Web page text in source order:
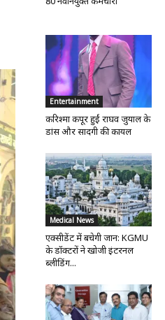
Entertainment
करिश्मा कपूर हुईं राघव जुयाल के
डांस और सादगी की कायल
Medical News
एक्सीडेंट में बचेगी जान: KGMU
के डॉक्टरों ने खोजी इंटरनल
ब्लीडिंग...